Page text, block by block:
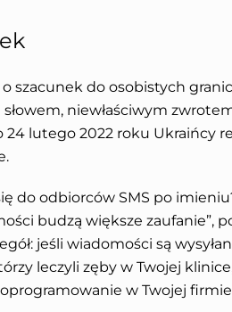
szacunek do osobistych
niewłaściwym
lutego 2022 roku Ukraińcy
do odbiorców SMS po
budzą większe zaufanie”,
jeśli wiadomości są
leczyli zęby w Twojej
w Twojej